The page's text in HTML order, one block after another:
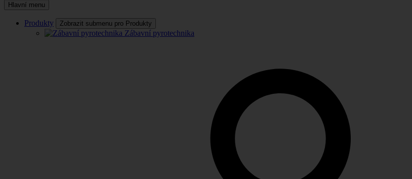
Hlavní menu
Produkty Zobrazit submenu pro Produkty
Zábavní pyrotechnika